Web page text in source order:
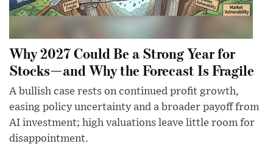
Why 2027 Could Be a Strong Year for
Stocks—and Why the Forecast Is Fragile
A bullish case rests on continued profit growth,
easing policy uncertainty and a broader payoff from
AI investment; high valuations leave little room for
disappointment.